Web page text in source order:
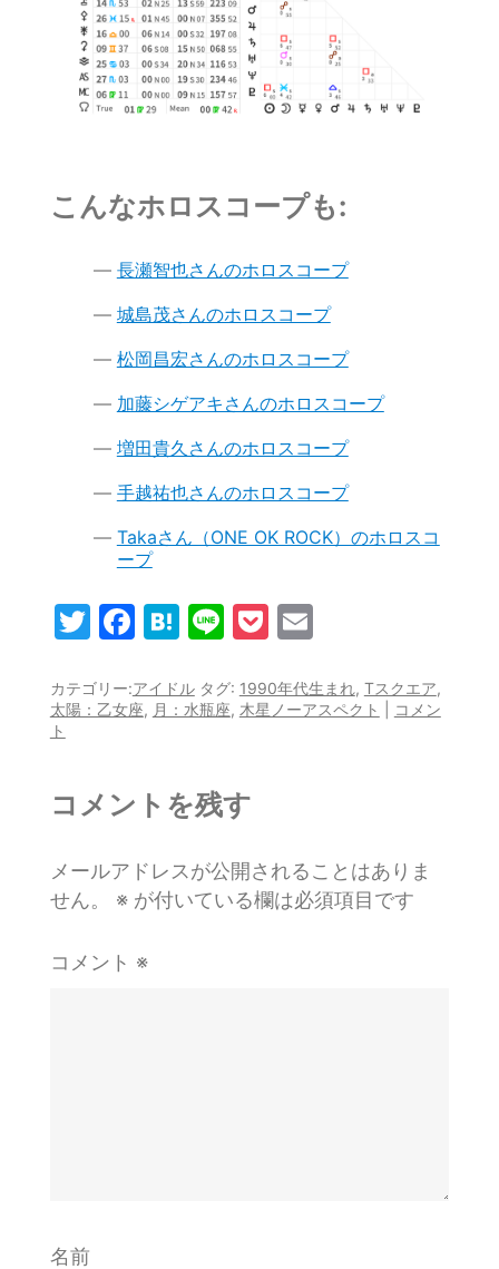
こんなホロスコープも:
長瀬智也さんのホロスコープ
城島茂さんのホロスコープ
松岡昌宏さんのホロスコープ
加藤シゲアキさんのホロスコープ
増田貴久さんのホロスコープ
手越祐也さんのホロスコープ
Takaさん（ONE OK ROCK）のホロスコ
ープ
T
itt
er
F
c
e
o
k
H
e
n
Li
e
P
c
k
E
ai
l
カテゴリー:アイドル タグ: 1990年代生まれ, Tスクエア,
太陽：乙女座, 月：水瓶座, 木星ノーアスペクト
コメン
ト
コメントを残す
メールアドレスが公開されることはありま
せん。
※が付いている欄は必須項目です
コメント ※
名前